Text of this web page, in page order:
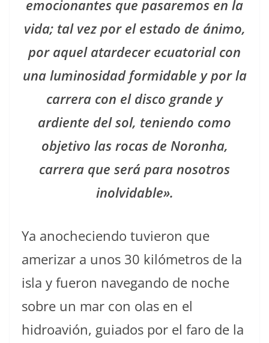
emocionantes que pasaremos en la
vida; tal vez por el estado de ánimo,
por aquel atardecer ecuatorial con
una luminosidad formidable y por la
carrera con el disco grande y
ardiente del sol, teniendo como
objetivo las rocas de Noronha,
carrera que será para nosotros
inolvidable».
Ya anocheciendo tuvieron que
amerizar a unos 30 kilómetros de la
isla y fueron navegando de noche
sobre un mar con olas en el
hidroavión, guiados por el faro de la